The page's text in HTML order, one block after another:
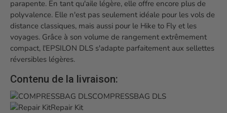
parapente. En tant qu'aile légère, elle offre encore plus de
polyvalence. Elle n'est pas seulement idéale pour les vols de
distance classiques, mais aussi pour le Hike to Fly et les
voyages. Grâce à son volume de rangement extrêmement
compact, l'EPSILON DLS s'adapte parfaitement aux sellettes
réversibles légères.
Contenu de la livraison:
COMPRESSBAG DLS
Repair Kit